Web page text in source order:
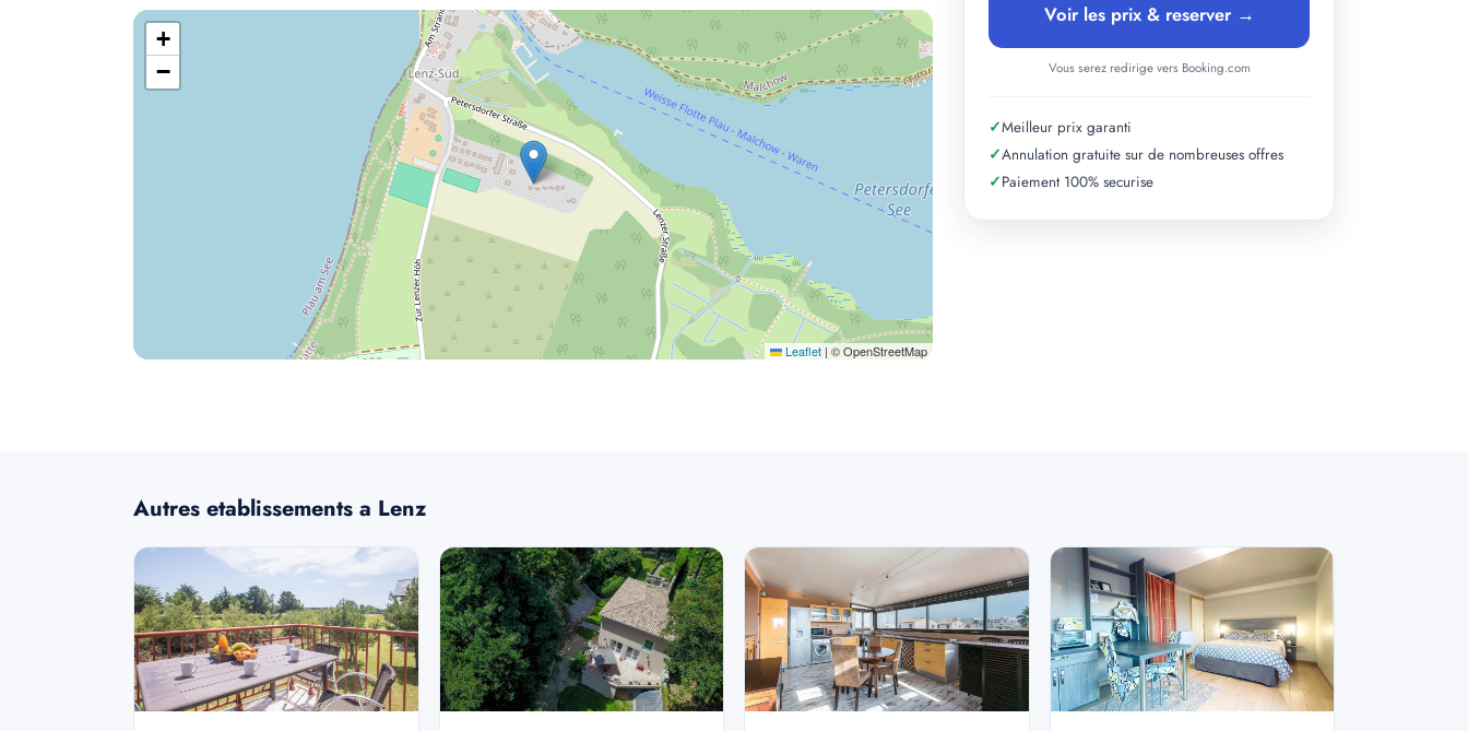
+
−
Leaflet | © OpenStreetMap
Voir les prix & reserver →
Vous serez redirige vers Booking.com
✓Meilleur prix garanti
✓Annulation gratuite sur de nombreuses offres
✓Paiement 100% securise
Autres etablissements a Lenz